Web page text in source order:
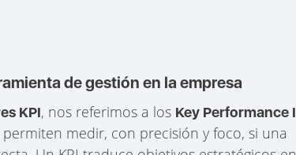
de gestión en la empresa
KPI, nos referimos a los Key Performance
medir, con precisión y foco, si una